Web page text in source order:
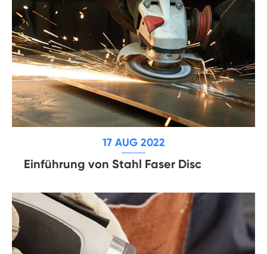
17 AUG 2022
Einführung von Stahl Faser Disc